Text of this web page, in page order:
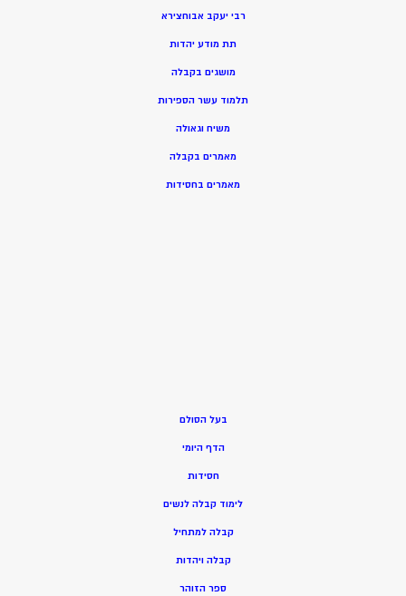
רבי יעקב אבוחצירא
תת מודע יהדות
מושגים בקבלה
תלמוד עשר הספירות
משיח וגאולה
מאמרים בקבלה
מאמרים בחסידות
בעל הסולם
הדף היומי
חסידות
לימוד קבלה לנשים
קבלה למתחיל
קבלה ויהדות
ספר הזוהר